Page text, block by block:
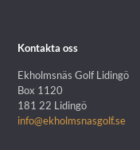
Kontakta oss
Ekholmsnäs Golf Lidingö
Box 1120
181 22 Lidingö
info@ekholmsnasgolf.se